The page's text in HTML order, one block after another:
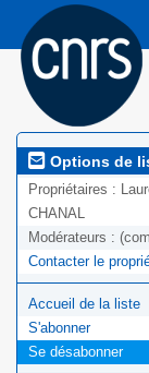
Options de
Propriétaires :
CHANAL
Modérateurs :
Contacter le
Accueil de la liste
S'abonner
Se désabonner